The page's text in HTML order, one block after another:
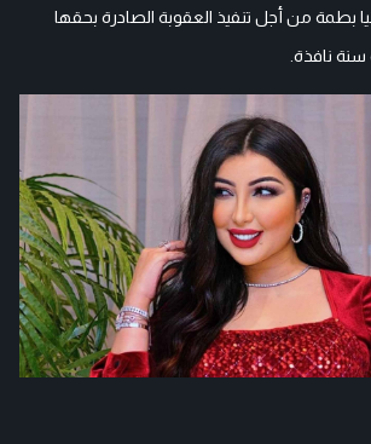
من أجل تنفيذ العقوبة الصادرة بحقها
سنة نافذة.